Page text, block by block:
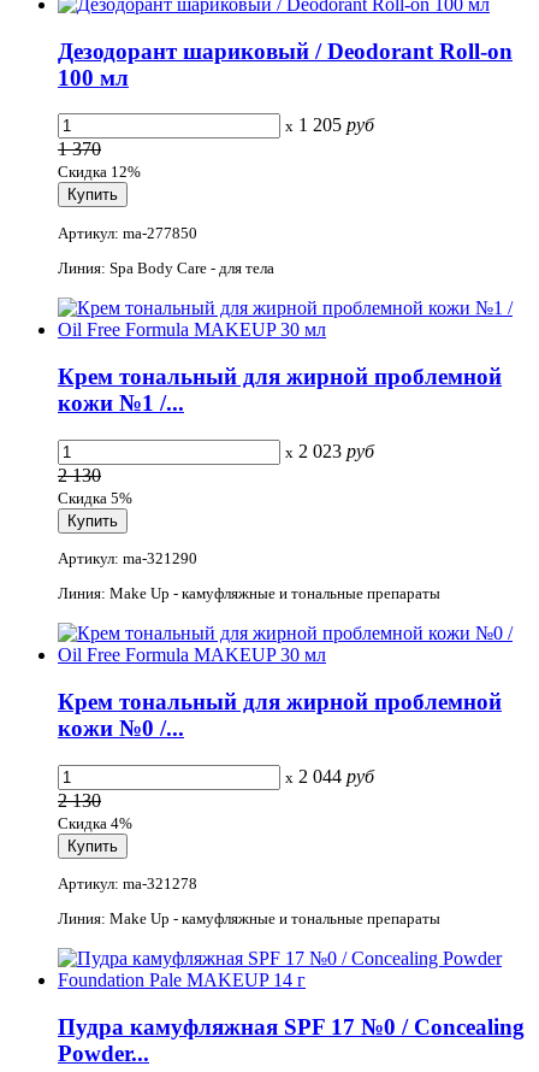
Дезодорант шариковый / Deodorant Roll-on
100 мл
x 1 205 руб
1 370
Скидка 12%
Артикул: ma-277850
Линия: Spa Body Care - для тела
Крем тональный для жирной проблемной
кожи №1 /...
x 2 023 руб
2 130
Скидка 5%
Артикул: ma-321290
Линия: Make Up - камуфляжные и тональные препараты
Крем тональный для жирной проблемной
кожи №0 /...
x 2 044 руб
2 130
Скидка 4%
Артикул: ma-321278
Линия: Make Up - камуфляжные и тональные препараты
Пудра камуфляжная SPF 17 №0 / Concealing
Powder...